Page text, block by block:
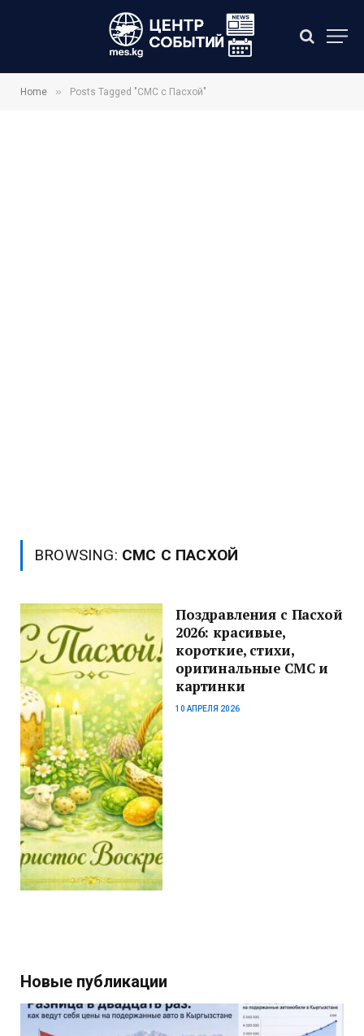
Home » Posts Tagged "СМС с Пасхой"
BROWSING: СМС С ПАСХОЙ
Поздравления с Пасхой
2026: красивые,
короткие, стихи,
оригинальные СМС и
картинки
10 АПРЕЛЯ 2026
Новые публикации